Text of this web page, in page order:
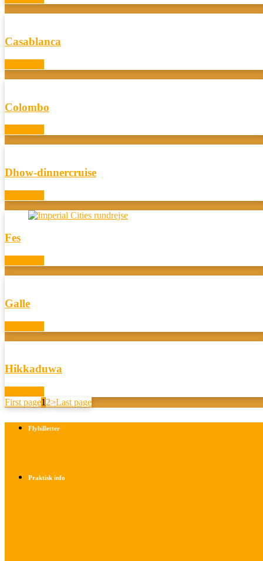
Casablanca
Colombo
Dhow-dinnercruise
Fes
Galle
Hikkaduwa
First page1 2>Last page
Flybilletter
Praktisk info